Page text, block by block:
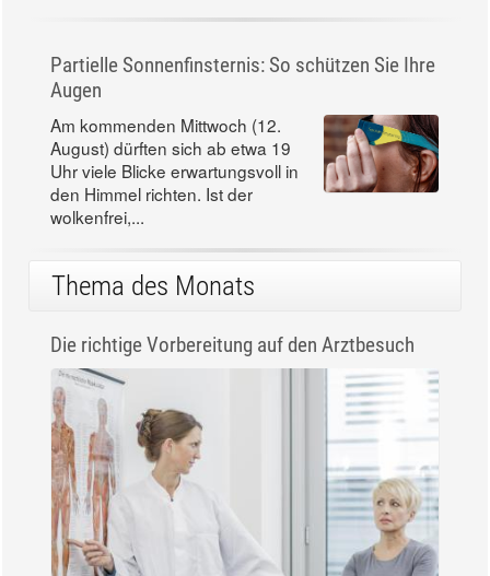
Partielle Sonnenfinsternis: So schützen Sie Ihre
Augen
Am kommenden Mittwoch (12.
August) dürften sich ab etwa 19
Uhr viele Blicke erwartungsvoll in
den Himmel richten. Ist der
wolkenfrei,...
Thema des Monats
Die richtige Vorbereitung auf den Arztbesuch